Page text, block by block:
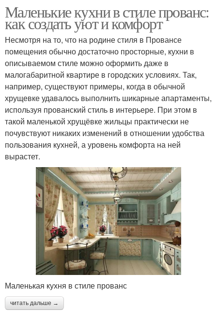
Маленькие кухни в стиле прованс:
как создать уют и комфорт
Несмотря на то, что на родине стиля в Провансе
помещения обычно достаточно просторные, кухни в
описываемом стиле можно оформить даже в
малогабаритной квартире в городских условиях. Так,
например, существуют примеры, когда в обычной
хрущевке удавалось выполнить шикарные апартаменты,
используя прованский стиль в интерьере. При этом в
такой маленькой хрущёвке жильцы практически не
почувствуют никаких изменений в отношении удобства
пользования кухней, а уровень комфорта на ней
вырастет.
Маленькая кухня в стиле прованс
читать дальше →